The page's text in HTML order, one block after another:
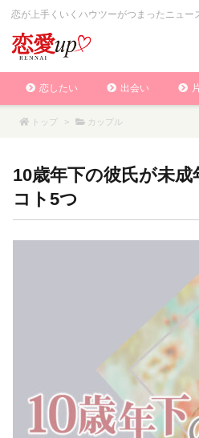
恋が上手くいくハウツーがつまったニュー
恋したい 出会い
トップ > カップル
10歳年下の彼氏が未
コト5つ